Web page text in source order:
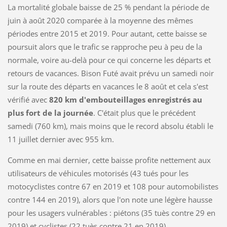
La mortalité globale baisse de 25 % pendant la période de
juin à août 2020 comparée à la moyenne des mêmes
périodes entre 2015 et 2019. Pour autant, cette baisse se
poursuit alors que le trafic se rapproche peu à peu de la
normale, voire au-delà pour ce qui concerne les départs et
retours de vacances. Bison Futé avait prévu un samedi noir
sur la route des départs en vacances le 8 août et cela s'est
vérifié avec 820 km d'embouteillages enregistrés au
plus fort de la journée. C'était plus que le précédent
samedi (760 km), mais moins que le record absolu établi le
11 juillet dernier avec 955 km.
Comme en mai dernier, cette baisse profite nettement aux
utilisateurs de véhicules motorisés (43 tués pour les
motocyclistes contre 67 en 2019 et 108 pour automobilistes
contre 144 en 2019), alors que l'on note une légère hausse
pour les usagers vulnérables : piétons (35 tuès contre 29 en